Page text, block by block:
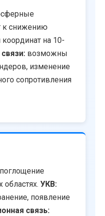
к снижению
на 10-
возможны
изменение
сопротивления
УКВ:
появление
связь: